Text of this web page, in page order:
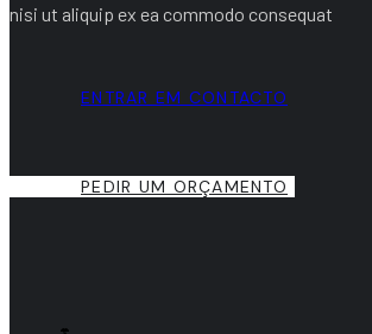
nisi ut aliquip ex ea commodo consequat
ENTRAR EM CONTACTO
PEDIR UM ORÇAMENTO